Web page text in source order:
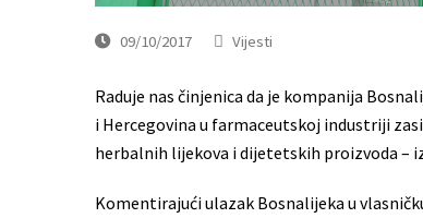
09/10/2017 Vijesti
Raduje nas činjenica da je kompanija
i Hercegovina u farmaceutskoj industriji
herbalnih lijekova i dijetetskih proizvoda –
Komentirajući ulazak Bosnalijeka u